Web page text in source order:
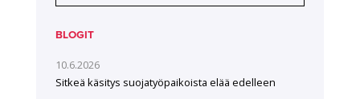
BLOGIT
10.6.2026
Sitkeä käsitys suojatyöpaikoista elää edelleen